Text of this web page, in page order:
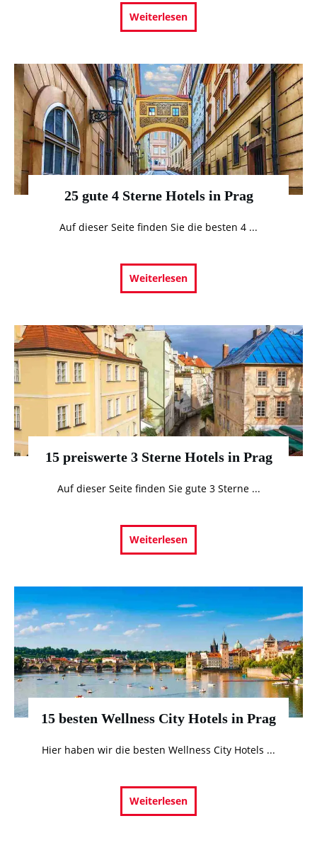
Weiterlesen
25 gute 4 Sterne Hotels in Prag
Auf dieser Seite finden Sie die besten 4 ...
Weiterlesen
15 preiswerte 3 Sterne Hotels in Prag
Auf dieser Seite finden Sie gute 3 Sterne ...
Weiterlesen
15 besten Wellness City Hotels in Prag
Hier haben wir die besten Wellness City Hotels ...
Weiterlesen